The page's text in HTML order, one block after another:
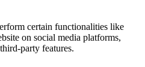
certain functionalities like
on social media platforms,
party features.